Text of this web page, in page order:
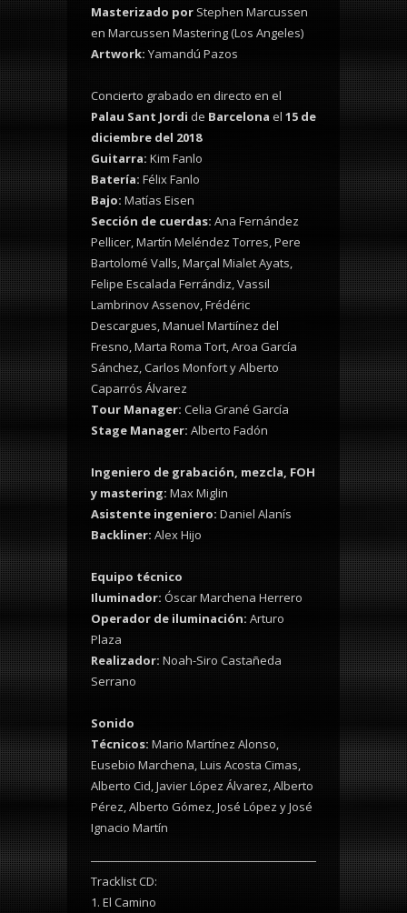
Masterizado por Stephen Marcussen
en Marcussen Mastering (Los Angeles)
Artwork: Yamandú Pazos
Concierto grabado en directo en el
Palau Sant Jordi de Barcelona el 15 de
diciembre del 2018
Guitarra: Kim Fanlo
Batería: Félix Fanlo
Bajo: Matías Eisen
Sección de cuerdas: Ana Fernández
Pellicer, Martín Meléndez Torres, Pere
Bartolomé Valls, Marçal Mialet Ayats,
Felipe Escalada Ferrándiz, Vassil
Lambrinov Assenov, Frédéric
Descargues, Manuel Martiínez del
Fresno, Marta Roma Tort, Aroa García
Sánchez, Carlos Monfort y Alberto
Caparrós Álvarez
Tour Manager: Celia Grané García
Stage Manager: Alberto Fadón
Ingeniero de grabación, mezcla, FOH
y mastering: Max Miglin
Asistente ingeniero: Daniel Alanís
Backliner: Alex Hijo
Equipo técnico
Iluminador: Óscar Marchena Herrero
Operador de iluminación: Arturo
Plaza
Realizador: Noah-Siro Castañeda
Serrano
Sonido
Técnicos: Mario Martínez Alonso,
Eusebio Marchena, Luis Acosta Cimas,
Alberto Cid, Javier López Álvarez, Alberto
Pérez, Alberto Gómez, José López y José
Ignacio Martín
Tracklist CD:
1. El Camino